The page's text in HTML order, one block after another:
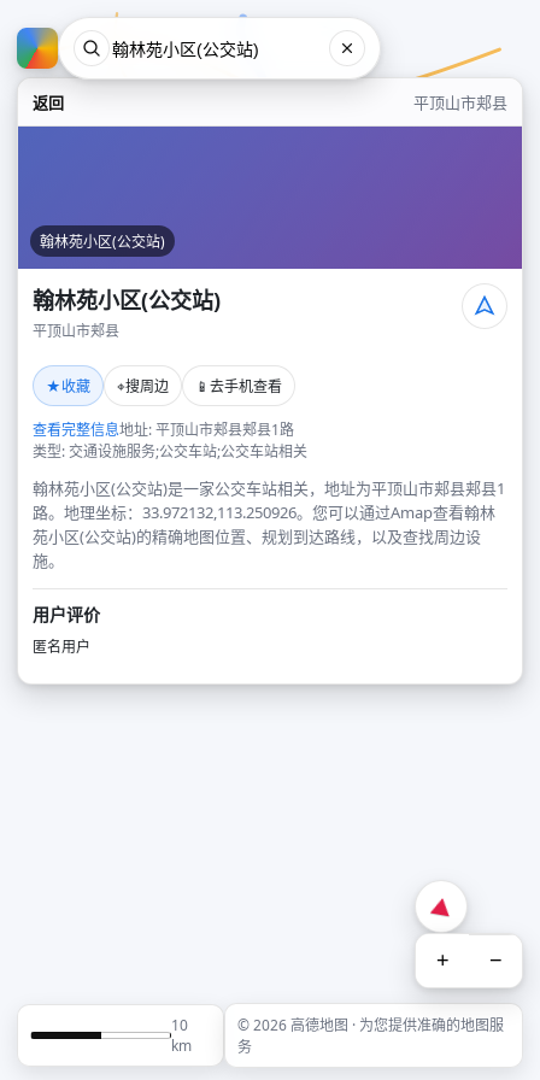
返回 平顶山市郏县
翰林苑小区(公交站)
翰林苑小区(公交站)
平顶山市郏县
★收藏 ⌖搜周边 📱 去手机查看
查看完整信息地址: 平顶山市郏县郏县1路
类型: 交通设施服务;公交车站;公交车站相关
翰林苑小区(公交站)是一家公交车站相关，地址为平顶山市郏县郏县1
路。地理坐标：33.972132,113.250926。您可以通过Amap查看翰林
苑小区(公交站)的精确地图位置、规划到达路线，以及查找周边设
施。
用户评价
匿名用户
+ −
10
km
© 2026 高德地图 · 为您提供准确的地图服
务